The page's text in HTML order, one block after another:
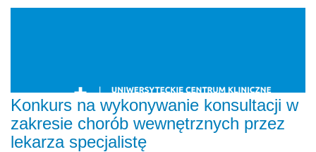
Konkurs na wykonywanie konsultacji w
zakresie chorób wewnętrznych przez
lekarza specjalistę